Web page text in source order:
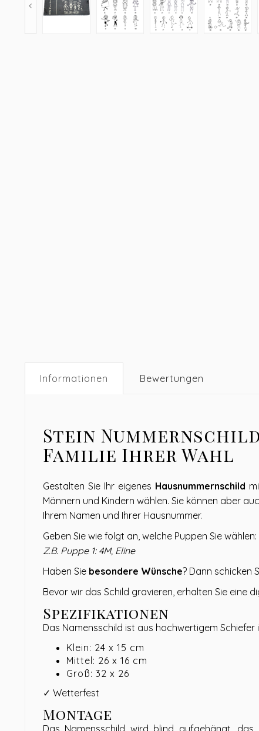
Informationen Bewertungen
Stein
Familie Ihrer Wahl
Gestalten Sie Ihr eigenes Hausnummernschild
Männern und Kindern wählen. Sie können aber
Ihrem Namen und Ihrer Hausnummer.
Geben Sie wie folgt an, welche Puppen Sie wählen:
Z.B. Puppe 1: 4M, Eline
Haben Sie besondere Wünsche? Dann schicken
Bevor wir das Schild gravieren, erhalten Sie eine
Spezifikationen
Das Namensschild ist aus hochwertigem
Klein: 24 x 15 cm
Mittel: 26 x 16 cm
Groß: 32 x 26
✓ Wetterfest
Montage
Das Namensschild wird blind aufgehängt,